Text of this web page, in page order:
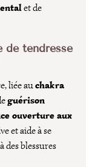
et de
de tendresse
liée auchakra
guérison
ouverture aux
et aide à se
des blessures